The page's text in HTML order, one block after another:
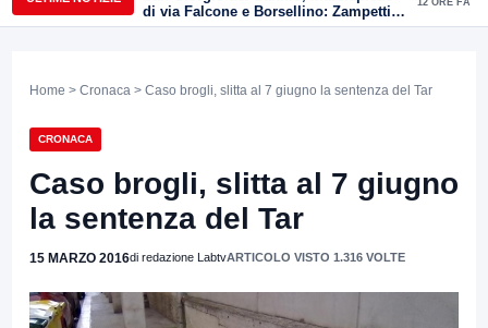
di via Falcone e Borsellino: Zampetti e
Lombardi replicano alle polemiche
12 ORE FA
Home > Cronaca > Caso brogli, slitta al 7 giugno la sentenza del Tar
CRONACA
Caso brogli, slitta al 7 giugno
la sentenza del Tar
15 MARZO 2016di redazione LabtvARTICOLO VISTO 1.316 VOLTE